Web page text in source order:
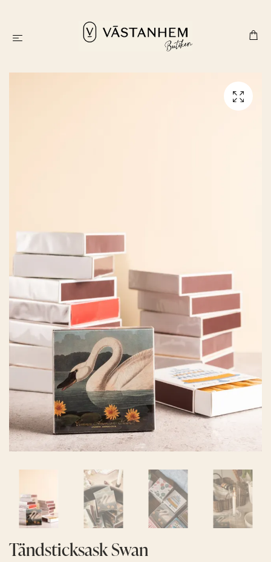
Tändsticksask Swan